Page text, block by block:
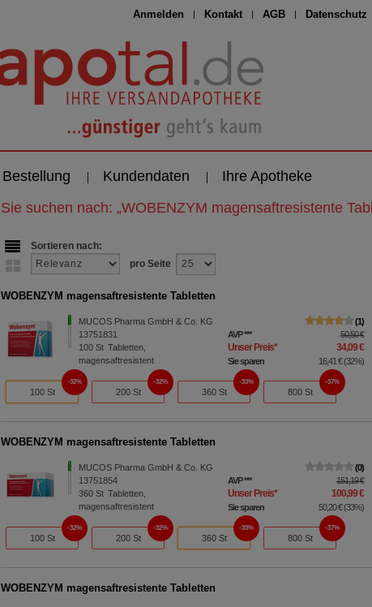
Anmelden Kontakt AGB Datenschutz
Bestellung Kundendaten Ihre Apotheke
Sie suchen nach: „WOBENZYM magensaftresistente
Sortieren nach:
pro Seite
WOBENZYM magensaftresistente Tabletten
MUCOS Pharma GmbH & Co. KG
13751831
100St Tabletten,
magensaftresistent
1
AVP*** 50,50 €
Unser Preis* 34,09 €
Sie sparen 16,41 €(32%)
100 St
32%
200 St
32%
360 St
33%
800 St
37%
WOBENZYM magensaftresistente Tabletten
MUCOS Pharma GmbH & Co. KG
13751854
360St Tabletten,
magensaftresistent
0
AVP*** 151,19 €
Unser Preis* 100,99 €
Sie sparen 50,20 €(33%)
100 St
32%
200 St
32%
360 St
33%
800 St
37%
WOBENZYM magensaftresistente Tabletten